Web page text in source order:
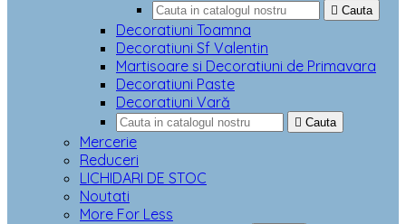
 Cauta
Decoratiuni Toamna
Decoratiuni Sf Valentin
Martisoare si Decoratiuni de Primavara
Decoratiuni Paste
Decoratiuni Vară
 Cauta
Mercerie
Reduceri
LICHIDARI DE STOC
Noutati
More For Less